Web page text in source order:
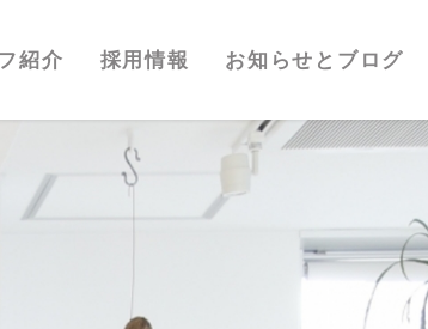
紹介 採用情報 お知らせとブログ